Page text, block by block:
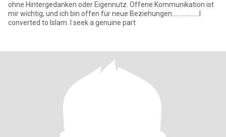
ohne Hintergedanken oder Eigennutz. Offene Kommunikation ist
mir wichtig, und ich bin offen für neue Beziehungen..................I
converted to Islam. I seek a genuine part